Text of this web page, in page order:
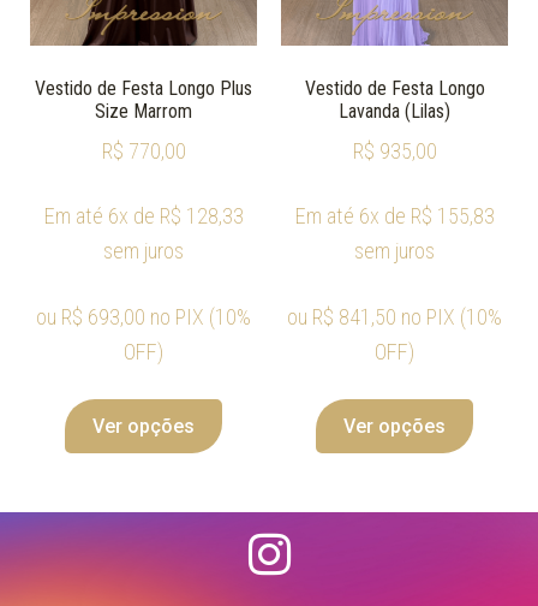
Vestido de Festa Longo Plus
Size Marrom
R$ 770,00
Em até 6x de R$ 128,33
sem juros
ou R$ 693,00 no PIX (10%
OFF)
Ver opções
Vestido de Festa Longo
Lavanda (Lilas)
R$ 935,00
Em até 6x de R$ 155,83
sem juros
ou R$ 841,50 no PIX (10%
OFF)
Ver opções